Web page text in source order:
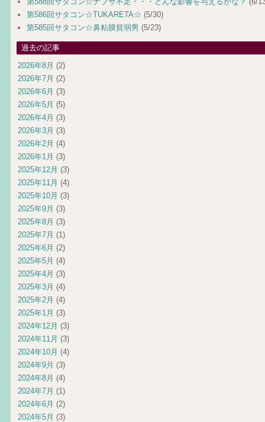
第586回サタコン☆TUKARETA☆ (5/30)
第585回サタコン☆鼻粘膜貧弱男 (5/23)
過去の記事
2026年8月 (2)
2026年7月 (2)
2026年6月 (3)
2026年5月 (5)
2026年4月 (3)
2026年3月 (3)
2026年2月 (4)
2026年1月 (3)
2025年12月 (3)
2025年11月 (4)
2025年10月 (3)
2025年9月 (3)
2025年8月 (3)
2025年7月 (1)
2025年6月 (2)
2025年5月 (4)
2025年4月 (3)
2025年3月 (4)
2025年2月 (4)
2025年1月 (3)
2024年12月 (3)
2024年11月 (3)
2024年10月 (4)
2024年9月 (3)
2024年8月 (4)
2024年7月 (1)
2024年6月 (2)
2024年5月 (3)